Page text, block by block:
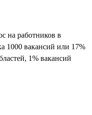
на работников в
1000 вакансий или 17%
1% вакансий